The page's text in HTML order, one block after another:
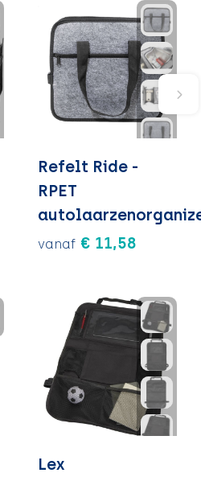
Refelt Ride -
RPET
vanaf € 11,58
Lex